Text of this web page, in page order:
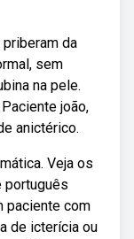
da
sem
na pele.
joão,
anictérico.
Veja os
português
paciente com
de icterícia ou